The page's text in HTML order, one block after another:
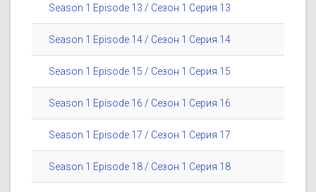
Season 1 Episode 13 / Сезон 1 Серия 13
Season 1 Episode 14 / Сезон 1 Серия 14
Season 1 Episode 15 / Сезон 1 Серия 15
Season 1 Episode 16 / Сезон 1 Серия 16
Season 1 Episode 17 / Сезон 1 Серия 17
Season 1 Episode 18 / Сезон 1 Серия 18